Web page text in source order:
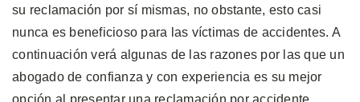
su reclamación por sí mismas, no obstante, esto casi
nunca es beneficioso para las víctimas de accidentes. A
continuación verá algunas de las razones por las que un
abogado de confianza y con experiencia es su mejor
opción al presentar una reclamación por accidente